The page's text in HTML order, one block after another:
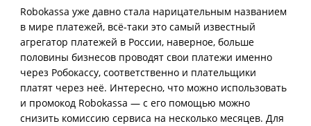
Robokassa уже давно стала нарицательным названием
в мире платежей, всё-таки это самый известный
агрегатор платежей в России, наверное, больше
половины бизнесов проводят свои платежи именно
через Робокассу, соответственно и плательщики
платят через неё. Интересно, что можно использовать
и промокод Robokassa — с его помощью можно
снизить комиссию сервиса на несколько месяцев. Для